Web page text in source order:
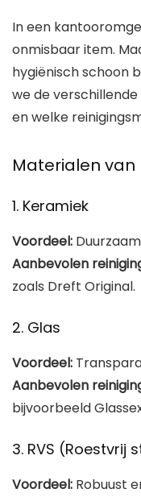
In een
onmisbaar item.
hygiënisch schoon
we de
en welke
Materialen
1. Keramiek
Voordeel:
Aanbevolen
zoals Dreft Original.
2. Glas
Voordeel:
Aanbevolen
bijvoorbeeld
3. RVS (Roestvrij
Voordeel: Robuust